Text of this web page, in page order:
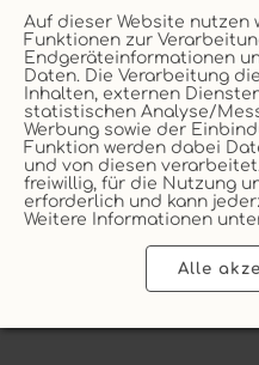
Auf dieser Website nutzen
Funktionen zur
Endgeräteinformationen
Daten. Die Verarbeitung
Inhalten, externen
statistischen Analyse/
Werbung sowie der
Funktion werden dabei
und von diesen
freiwillig, für die Nutzung
erforderlich und kann
Weitere Informationen
Alle
Vertrag widerrufen
Service
Kontakt
Unternehmen
Erstinformation
AGB
Impressum
Cookie
2026 © vs.